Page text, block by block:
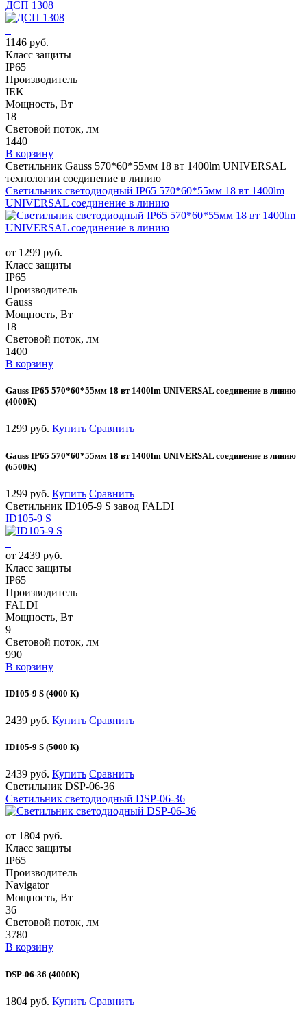
ДСП 1308
1146 руб.
Класс защиты
IP65
Производитель
IEK
Мощность, Вт
18
Световой поток, лм
1440
В корзину
Светильник Gauss 570*60*55мм 18 вт 1400lm UNIVERSAL
технологии соединение в линию
Светильник светодиодный IP65 570*60*55мм 18 вт 1400lm
UNIVERSAL соединение в линию
от 1299 руб.
Класс защиты
IP65
Производитель
Gauss
Мощность, Вт
18
Световой поток, лм
1400
В корзину
Gauss IP65 570*60*55мм 18 вт 1400lm UNIVERSAL соединение в линию
(4000К)
1299 руб. Купить Сравнить
Gauss IP65 570*60*55мм 18 вт 1400lm UNIVERSAL соединение в линию
(6500К)
1299 руб. Купить Сравнить
Светильник ID105-9 S завод FALDI
ID105-9 S
от 2439 руб.
Класс защиты
IP65
Производитель
FALDI
Мощность, Вт
9
Световой поток, лм
990
В корзину
ID105-9 S (4000 К)
2439 руб. Купить Сравнить
ID105-9 S (5000 К)
2439 руб. Купить Сравнить
Светильник DSP-06-36
Светильник светодиодный DSP-06-36
от 1804 руб.
Класс защиты
IP65
Производитель
Navigator
Мощность, Вт
36
Световой поток, лм
3780
В корзину
DSP-06-36 (4000К)
1804 руб. Купить Сравнить